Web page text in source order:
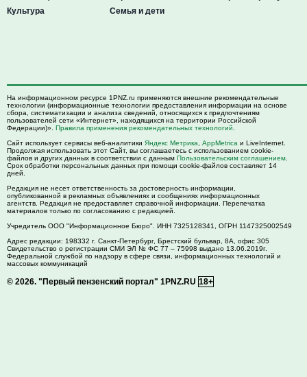
Культура
Семья и дети
На информационном ресурсе 1PNZ.ru применяются внешние рекомендательные
технологии (информационные технологии предоставления информации на основе
сбора, систематизации и анализа сведений, относящихся к предпочтениям
пользователей сети «Интернет», находящихся на территории Российской
Федерации)». Правила применения рекомендательных технологий
Сайт использует сервисы веб-аналитики Яндекс Метрика AppMetrica и LiveInternet.
Продолжая использовать этот Сайт, вы соглашаетесь с использованием cookie-
файлов и других данных в соответствии с данным Пользовательским соглашением
Срок обработки персональных данных при помощи cookie-файлов составляет 14
дней.
Редакция не несет ответственность за достоверность информации,
опубликованной в рекламных объявлениях и сообщениях информационных
агентств. Редакция не предоставляет справочной информации. Перепечатка
материалов только по согласованию с редакцией.
Учредитель ООО "Информационное Бюро". ИНН 7325128341, ОГРН 1147325002549
Адрес редакции: 198332 г. Санкт-Петербург, Брестский бульвар, 8А, офис 305
Свидетельство о регистрации СМИ ЭЛ № ФС 77 – 75998 выдано 13.06.2019г.
Федеральной службой по надзору в сфере связи, информационных технологий и
массовых коммуникаций
© 2026. "Первый пензенский портал" 1PNZ.RU 18+